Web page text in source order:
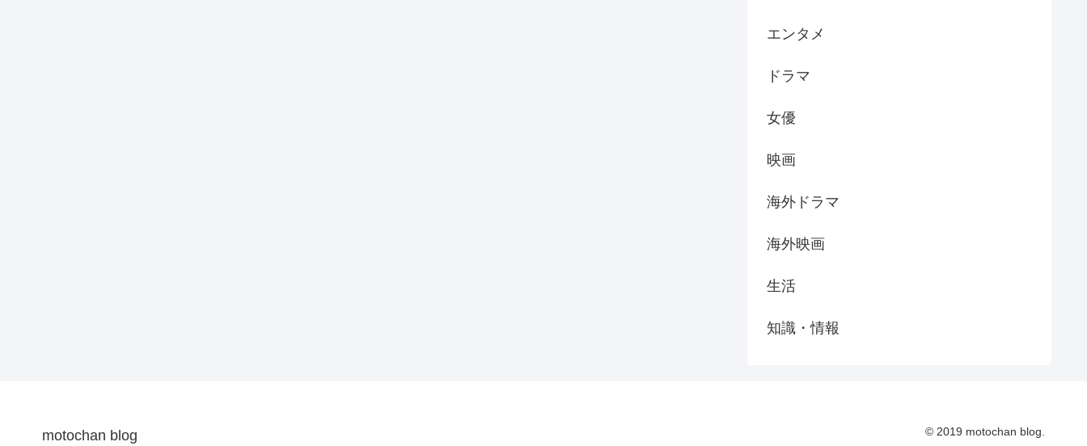
エンタメ
ドラマ
女優
映画
海外ドラマ
海外映画
生活
知識・情報
motochan blog © 2019 motochan blog.